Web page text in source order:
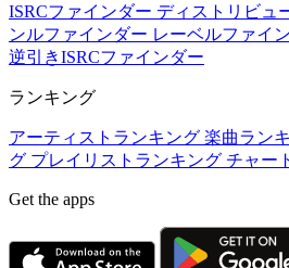
ISRCファインダー ディストリビュ
ンルファインダー レーベルファイ
逆引きISRCファインダー
ランキング
アーティストランキング 楽曲ラン
グ プレイリストランキング チャー
Get the apps